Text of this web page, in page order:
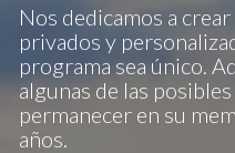
Nos dedicamos a crear
privados y
programa sea único.
algunas de las
permanecer en su
años.